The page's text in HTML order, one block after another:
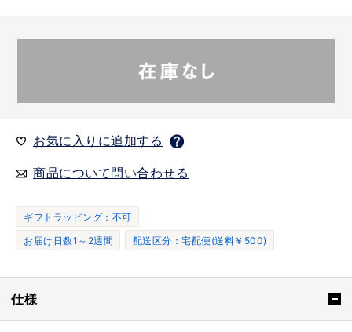
お気に入りに追加する
商品について問い合わせる
ギフトラッピング：不可
お届け日数1～2週間
配送区分：宅配便(送料￥500)
仕様